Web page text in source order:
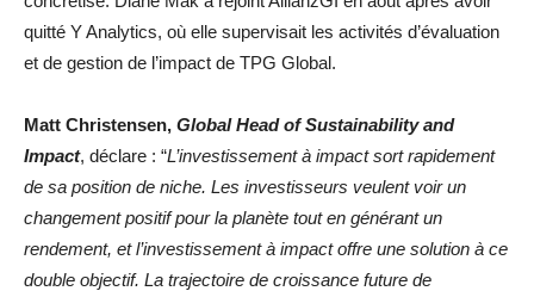
quitté Y Analytics, où elle supervisait les activités d’évaluation
et de gestion de l’impact de TPG Global.
Matt Christensen, Global Head of Sustainability and
Impact, déclare : “L’investissement à impact sort rapidement
de sa position de niche. Les investisseurs veulent voir un
changement positif pour la planète tout en générant un
rendement, et l’investissement à impact offre une solution à ce
double objectif. La trajectoire de croissance future de